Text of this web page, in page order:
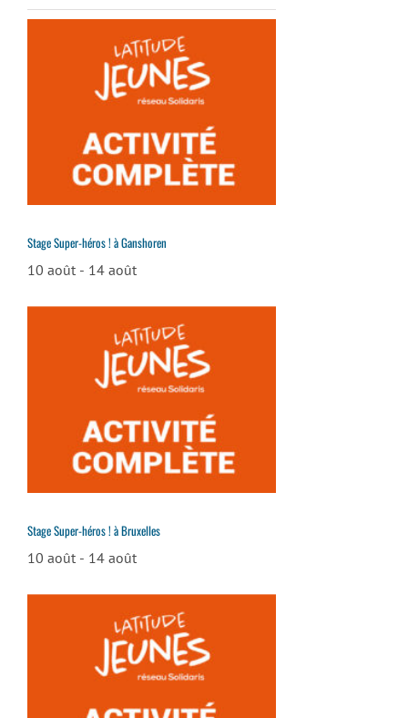
Stage Super-héros ! à Ganshoren
10 août - 14 août
Stage Super-héros ! à Bruxelles
10 août - 14 août